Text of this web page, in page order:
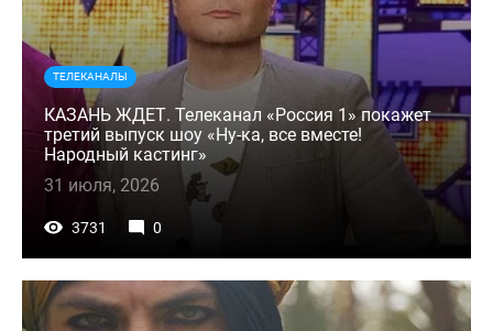
ТЕЛЕКАНАЛЫ
КАЗАНЬ ЖДЕТ. Телеканал «Россия 1» покажет
третий выпуск шоу «Ну-ка, все вместе!
Народный кастинг»
31 июля, 2026
3731 0